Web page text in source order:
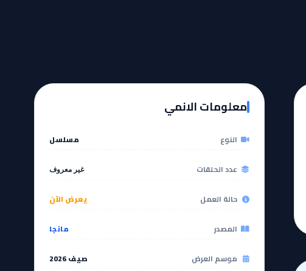
معلومات الانمي
النوع مسلسل
عدد الحلقات غير معروف
حالة العمل يعرض الآن
المصدر مانجا
موسم العرض صيف 2026